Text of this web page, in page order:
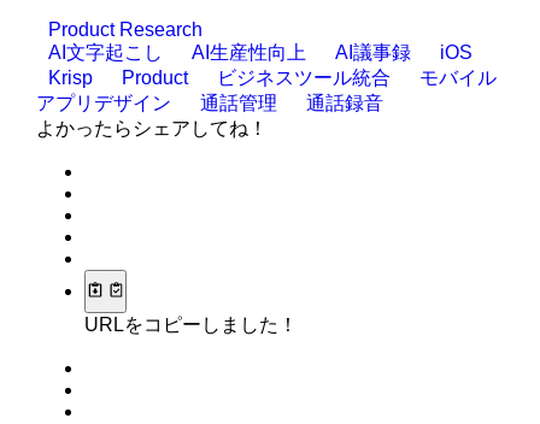
Product Research
AI文字起こし
AI生産性向上 AI議事録
iOS
Krisp
Product ビジネスツール統合
モバイル
アプリデザイン
通話管理
通話録音
よかったらシェアしてね！
URLをコピーしました！